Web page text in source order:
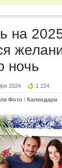
на
ночь
2024 1 224
Фото / Календари